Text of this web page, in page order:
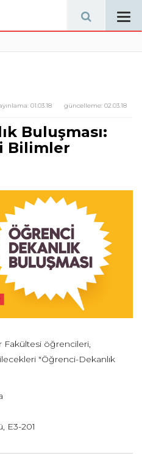
güncelleme: 02.03.18
01.03.18
Buluşması:
Bilimler
Fakültesi öğrencileri,
"Öğrenci-Dekanlık
E3-201